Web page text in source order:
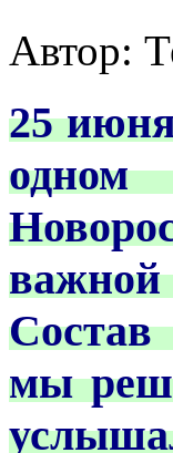
Автор:
25
Состав
мы